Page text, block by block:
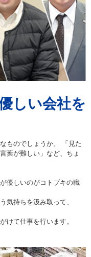
しい会社を
ものでしょうか。 「見た
葉が難しい」など、ちょ
優しいのがコトブキの職
気持ちを汲み取って、
けて仕事を行います。